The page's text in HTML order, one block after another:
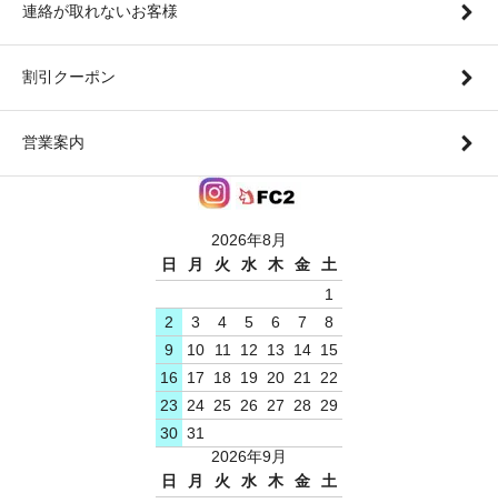
連絡が取れないお客様
割引クーポン
営業案内
2026年8月
日
月 火 水 木 金
土
1
2
3 4 5 6 7
8
9
10 11 12 13 14 15
16
17 18 19 20 21
22
23
24 25 26 27 28
29
30 31
2026年9月
日
月 火 水 木 金
土